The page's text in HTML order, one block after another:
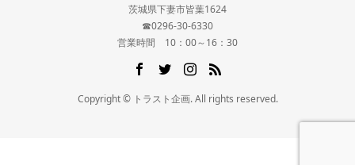
茨城県下妻市皆葉1624
☎0296-30-6330
営業時間 10：00～16：30
Copyright © トラスト企画. All rights reserved.